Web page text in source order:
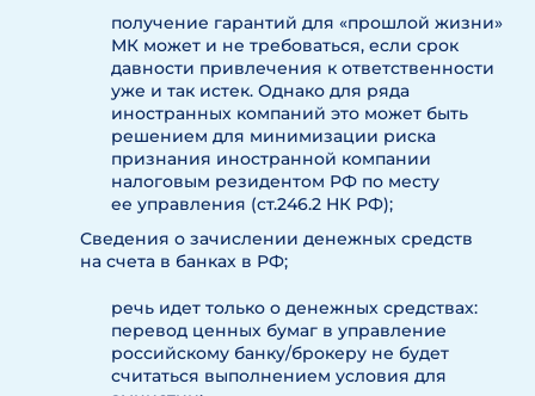
получение гарантий для «прошлой жизни»
МК может и не требоваться, если срок
давности привлечения к ответственности
уже и так истек. Однако для ряда
иностранных компаний это может быть
решением для минимизации риска
признания иностранной компании
налоговым резидентом РФ по месту
ее управления (ст.246.2 НК РФ);
Сведения о зачислении денежных средств
на счета в банках в РФ;
речь идет только о денежных средствах:
перевод ценных бумаг в управление
российскому банку/брокеру не будет
считаться выполнением условия для